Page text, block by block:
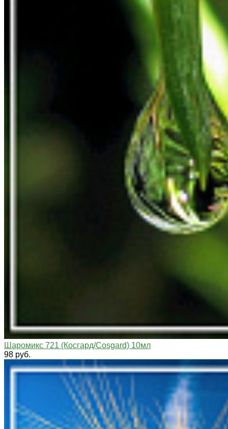
Шаромикс 721 (Косгард/Cosgard) 10мл
98 руб.